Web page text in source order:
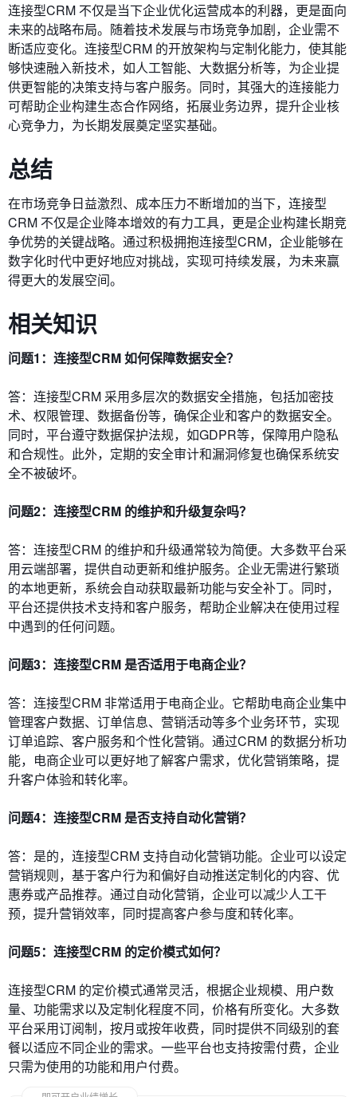
连接型CRM 不仅是当下企业优化运营成本的利器，更是面向
未来的战略布局。随着技术发展与市场竞争加剧，企业需不
断适应变化。连接型CRM 的开放架构与定制化能力，使其能
够快速融入新技术，如人工智能、大数据分析等，为企业提
供更智能的决策支持与客户服务。同时，其强大的连接能力
可帮助企业构建生态合作网络，拓展业务边界，提升企业核
心竞争力，为长期发展奠定坚实基础。
总结
在市场竞争日益激烈、成本压力不断增加的当下，连接型
CRM 不仅是企业降本增效的有力工具，更是企业构建长期竞
争优势的关键战略。通过积极拥抱连接型CRM，企业能够在
数字化时代中更好地应对挑战，实现可持续发展，为未来赢
得更大的发展空间。
相关知识
问题1：连接型CRM 如何保障数据安全？
答：连接型CRM 采用多层次的数据安全措施，包括加密技
术、权限管理、数据备份等，确保企业和客户的数据安全。
同时，平台遵守数据保护法规，如GDPR等，保障用户隐私
和合规性。此外，定期的安全审计和漏洞修复也确保系统安
全不被破坏。
问题2：连接型CRM 的维护和升级复杂吗？
答：连接型CRM 的维护和升级通常较为简便。大多数平台采
用云端部署，提供自动更新和维护服务。企业无需进行繁琐
的本地更新，系统会自动获取最新功能与安全补丁。同时，
平台还提供技术支持和客户服务，帮助企业解决在使用过程
中遇到的任何问题。
问题3：连接型CRM 是否适用于电商企业？
答：连接型CRM 非常适用于电商企业。它帮助电商企业集中
管理客户数据、订单信息、营销活动等多个业务环节，实现
订单追踪、客户服务和个性化营销。通过CRM 的数据分析功
能，电商企业可以更好地了解客户需求，优化营销策略，提
升客户体验和转化率。
问题4：连接型CRM 是否支持自动化营销？
答：是的，连接型CRM 支持自动化营销功能。企业可以设定
营销规则，基于客户行为和偏好自动推送定制化的内容、优
惠券或产品推荐。通过自动化营销，企业可以减少人工干
预，提升营销效率，同时提高客户参与度和转化率。
问题5：连接型CRM 的定价模式如何？
连接型CRM 的定价模式通常灵活，根据企业规模、用户数
量、功能需求以及定制化程度不同，价格有所变化。大多数
平台采用订阅制，按月或按年收费，同时提供不同级别的套
餐以适应不同企业的需求。一些平台也支持按需付费，企业
只需为使用的功能和用户付费。